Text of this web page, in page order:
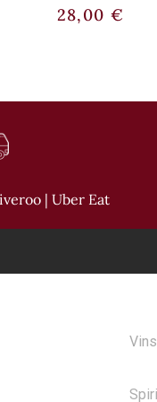
28,00 €
| Uber Eat
Vins